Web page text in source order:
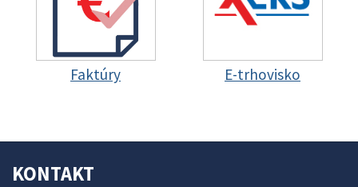
Faktúry E-trhovisko
KONTAKT